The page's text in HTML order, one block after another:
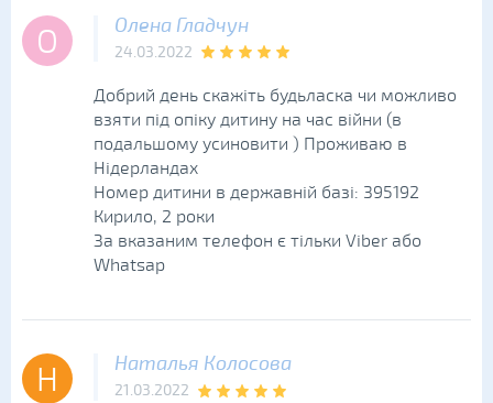
О Олена Гладчун
24.03.2022
Добрий день скажіть будьласка чи можливо
взяти під опіку дитину на час війни (в
подальшому усиновити ) Проживаю в
Нідерландах
Номер дитини в державній базі: 395192
Кирило, 2 роки
За вказаним телефон є тільки Viber або
Whatsap
Н Наталья Колосова
21.03.2022